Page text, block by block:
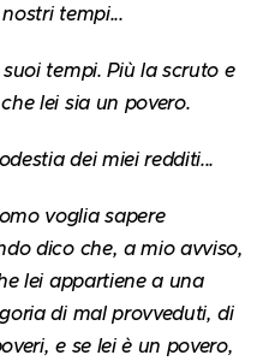
tempi...
tempi. Più la scruto e
lei sia un povero.
dei miei redditi...
voglia sapere
dico che, a mio avviso,
lei appartiene a una
di mal provveduti, di
e se lei è un povero,